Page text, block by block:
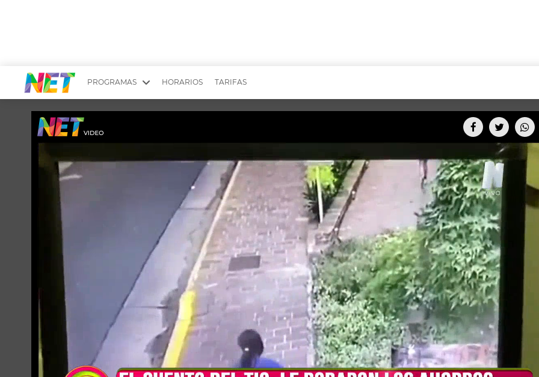
PROGRAMAS
EMPRENDI2
EL OLIVO BLANCO
TU LUGAR IDEAL
CHICHE EN VIVO
DR. BEAUTY
EL SEÑOR DE LOS CIELOS
ARGENTINOS X ARGENTINA
ESTÉTICA 360 TV
CARAS Y NEGOCIOS
SCOUTING PARA UN CAMBIO
INTELEXIS TV
HAIR RECOVERY
GOSSIP
ENTROMETIDOS EN LA TELE
ENTRE NOS
MODO FONTEVECCHIA
PERIODISMO PURO
REPERFILAR
CINE NET
TODOS PODEMOS
PARES DE COMEDIA
FIESTAS ARGENTINAS
BELLEZA FASHION
FULL FACE TV
DESAFÍO 10 AÑOS
AGENDA
HORARIOS TARIFAS